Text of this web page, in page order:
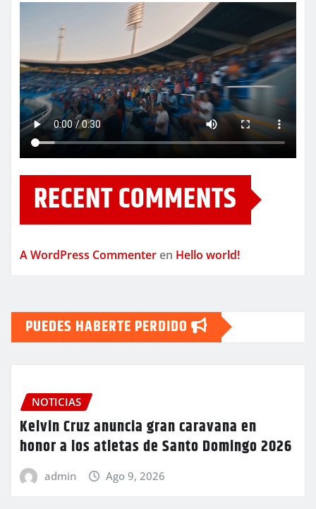
RECENT COMMENTS
A WordPress Commenter en Hello world!
PUEDES HABERTE PERDIDO
NOTICIAS
Kelvin Cruz anuncia gran caravana en
honor a los atletas de Santo Domingo 2026
admin Ago 9, 2026